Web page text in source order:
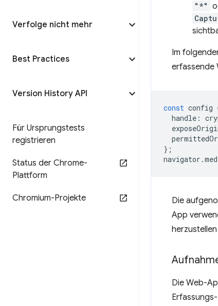
Verfolge nicht mehr
Best Practices
Version History API
Für Ursprungstests
registrieren
Status der Chrome-
Plattform
Chromium-Projekte
"*"
Im
erfassende
const config
handle :
};
navigator .
Die
App
Die Web-